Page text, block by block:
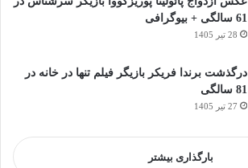
61 سالگی + بیوگرافی
28 تیر 1405
درگذشت برندا فریکر بازیگر فیلم تنها در خانه در
81 سالگی
27 تیر 1405
بارگذاری بیشتر